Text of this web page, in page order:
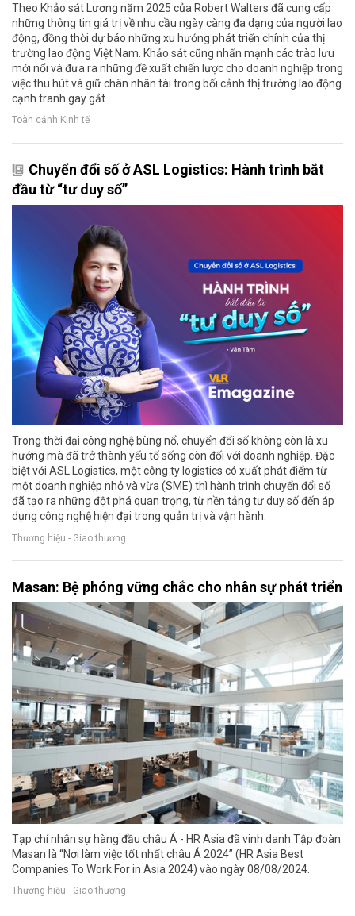
Theo Khảo sát Lương năm 2025 của Robert Walters đã cung cấp
những thông tin giá trị về nhu cầu ngày càng đa dạng của người lao
động, đồng thời dự báo những xu hướng phát triển chính của thị
trường lao động Việt Nam. Khảo sát cũng nhấn mạnh các trào lưu
mới nổi và đưa ra những đề xuất chiến lược cho doanh nghiệp trong
việc thu hút và giữ chân nhân tài trong bối cảnh thị trường lao động
cạnh tranh gay gắt.
Toàn cảnh Kinh tế
Chuyển đổi số ở ASL Logistics: Hành trình bắt
đầu từ “tư duy số”
Trong thời đại công nghệ bùng nổ, chuyển đổi số không còn là xu
hướng mà đã trở thành yếu tố sống còn đối với doanh nghiệp. Đặc
biệt với ASL Logistics, một công ty logistics có xuất phát điểm từ
một doanh nghiệp nhỏ và vừa (SME) thì hành trình chuyển đổi số
đã tạo ra những đột phá quan trọng, từ nền tảng tư duy số đến áp
dụng công nghệ hiện đại trong quản trị và vận hành.
Thương hiệu - Giao thương
Masan: Bệ phóng vững chắc cho nhân sự phát triển
Tạp chí nhân sự hàng đầu châu Á - HR Asia đã vinh danh Tập đoàn
Masan là “Nơi làm việc tốt nhất châu Á 2024” (HR Asia Best
Companies To Work For in Asia 2024) vào ngày 08/08/2024.
Thương hiệu - Giao thương